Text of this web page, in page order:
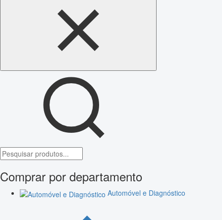
Comprar por departamento
Automóvel e Diagnóstico